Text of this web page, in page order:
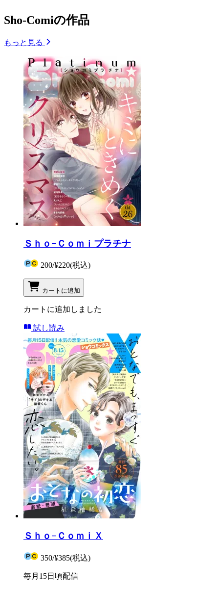
Sho-Comiの作品
もっと見る
Ｓｈｏ−Ｃｏｍｉプラチナ
200/¥220(税込)
カートに追加
カートに追加しました
試し読み
Ｓｈｏ−ＣｏｍｉＸ
350/¥385(税込)
毎月15日頃配信